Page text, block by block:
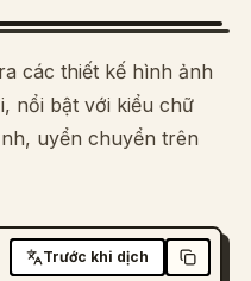
các thiết kế hình ảnh
nổi bật với kiểu chữ
uyển chuyển trên
Trước khi dịch